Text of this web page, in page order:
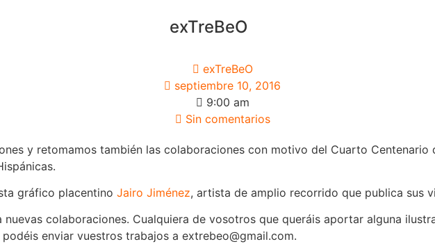
exTreBeO
exTreBeO
septiembre 10, 2016
9:00 am
Sin comentarios
y retomamos también las colaboraciones con motivo del Cuarto Centenario
gráfico placentino Jairo Jiménez, artista de amplio recorrido que publica sus
colaboraciones. Cualquiera de vosotros que queráis aportar alguna
enviar vuestros trabajos a extrebeo@gmail.com.